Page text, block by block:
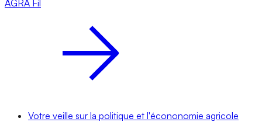
AGRA Fil
Votre veille sur la politique et l'écononomie agricole